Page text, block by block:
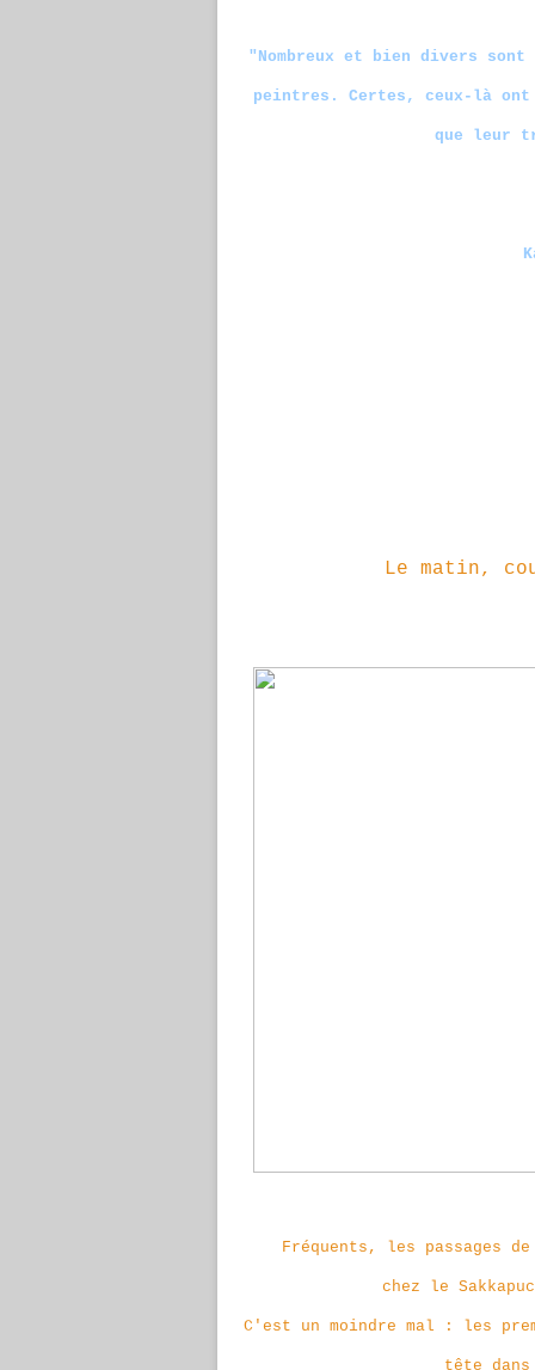
"Nombreux et bien divers
peintres. Certes, ceux-là
que leur
Le matin,
Fréquents, les passages
chez le
C'est un moindre mal : les
tête